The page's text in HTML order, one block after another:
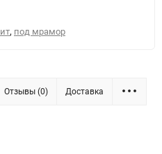
, под мрамор
Отзывы (0) Доставка